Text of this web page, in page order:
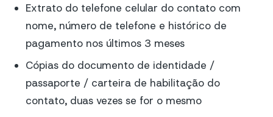
Extrato do telefone celular do contato com
nome, número de telefone e histórico de
pagamento nos últimos 3 meses
Cópias do documento de identidade /
passaporte / carteira de habilitação do
contato, duas vezes se for o mesmo